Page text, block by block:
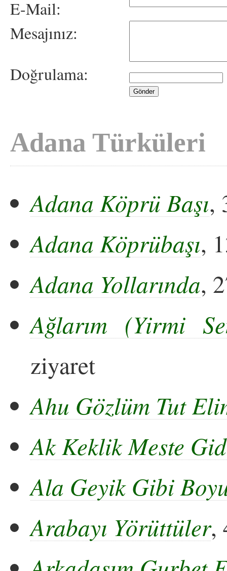
E-Mail:
Mesajınız:
Doğrulama:
Adana Türküleri
Adana Köprü Başı,
Adana Köprübaşı,
Adana Yollarında,
Ağlarım (Yirmi
ziyaret
Ahu Gözlüm Tut
Ak Keklik Meste
Ala Geyik Gibi
Arabayı Yörüttüler,